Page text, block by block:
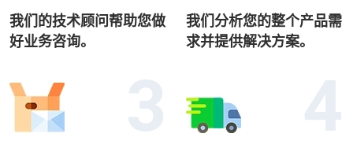
我们的技术顾问帮助您做
好业务咨询。
我们分析您的整个产品需
求并提供解决方案。